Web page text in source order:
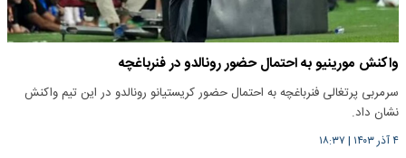
واکنش مورینیو به احتمال حضور رونالدو در فنرباغچه
سرمربی پرتغالی فنرباغچه به احتمال حضور کریستیانو رونالدو در این تیم واکنش
نشان داد.
۴ آذر ۱۴۰۳ | ۱۸:۳۷